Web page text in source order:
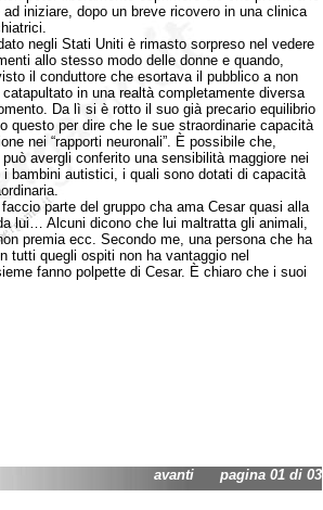
iniziare, dopo un breve ricovero in una clinica
negli Stati Uniti è rimasto sorpreso nel vedere
allo stesso modo delle donne e quando,
il conduttore che esortava il pubblico a non
in una realtà completamente diversa
Da lì si è rotto il suo già precario equilibrio
questo per dire che le sue straordinarie capacità
nei “rapporti neuronali”. È possibile che,
avergli conferito una sensibilità maggiore nei
bambini autistici, i quali sono dotati di capacità
parte del gruppo cha ama Cesar quasi alla
lui… Alcuni dicono che lui maltratta gli animali,
premia ecc. Secondo me, una persona che ha
tutti quegli ospiti non ha vantaggio nel
fanno polpette di Cesar. È chiaro che i suoi
avantipagina 01 di 03